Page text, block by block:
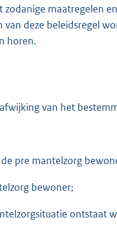
maatregelen
deze beleidsregel
horen.
van het
pre mantelzorg
bewoner;
ontstaat